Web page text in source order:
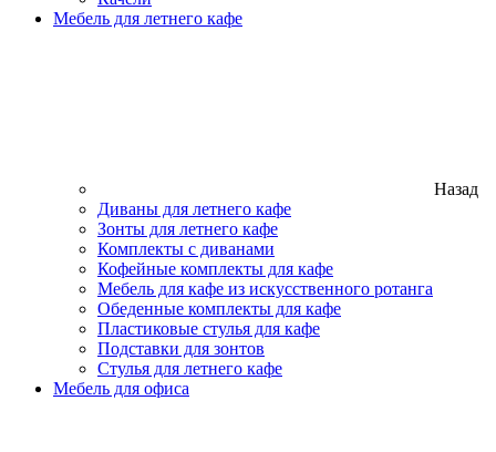
Мебель для летнего кафе
Назад
Диваны для летнего кафе
Зонты для летнего кафе
Комплекты с диванами
Кофейные комплекты для кафе
Мебель для кафе из искусственного ротанга
Обеденные комплекты для кафе
Пластиковые стулья для кафе
Подставки для зонтов
Стулья для летнего кафе
Мебель для офиса